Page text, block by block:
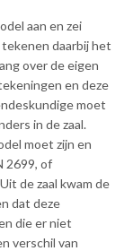
aan en zei
daarbij het
over de eigen
en deze
moet
in de zaal.
moet zijn en
2699, of
de zaal kwam de
dat deze
die er niet
verschil van